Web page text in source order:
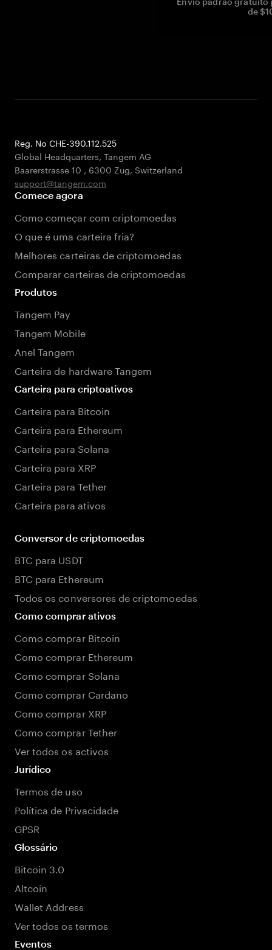
de
Reg. No CHE-390.112.525
Global Headquarters, Tangem AG
Baarerstrasse 10 , 6300 Zug, Switzerland
support@tangem.com
Comece agora
Como começar com criptomoedas
O que é uma carteira fria?
Melhores carteiras de criptomoedas
Comparar carteiras de criptomoedas
Produtos
Tangem Pay
Tangem Mobile
Anel Tangem
Carteira de hardware Tangem
Carteira para criptoativos
Carteira para Bitcoin
Carteira para Ethereum
Carteira para Solana
Carteira para XRP
Carteira para Tether
Carteira para ativos
Conversor de criptomoedas
BTC para USDT
BTC para Ethereum
Todos os conversores de criptomoedas
Como comprar ativos
Como comprar Bitcoin
Como comprar Ethereum
Como comprar Solana
Como comprar Cardano
Como comprar XRP
Como comprar Tether
Ver todos os activos
Jurídico
Termos de uso
Política de Privacidade
GPSR
Glossário
Bitcoin 3.0
Altcoin
Wallet Address
Ver todos os termos
Eventos